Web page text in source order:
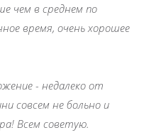
чем в среднем по
время, очень хорошее
- недалеко от
совсем не больно и
Всем советую.